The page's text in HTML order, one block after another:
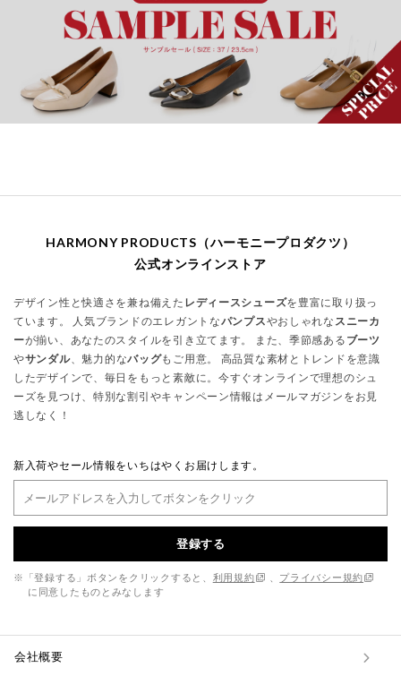
HARMONY PRODUCTS（ハーモニープロダクツ）
公式オンラインストア
デザイン性と快適さを兼ね備えた レディースシューズを豊富に取り扱っ
ています。 人気ブランドのエレガントなパンプスやおしゃれな スニーカ
ーが揃い、あなたのスタイルを引き立てます。 また、季節感ある ブーツ
やサンダル、魅力的なバッグもご用意。 高品質な素材とトレンドを意識
したデザインで、毎日をもっと素敵に。今すぐオンラインで理想のシュ
ーズを見つけ、特別な割引やキャンペーン情報はメールマガジンをお見
逃しなく！
新入荷やセール情報をいちはやくお届けします。
登録する
※「登録する」ボタンをクリックすると、 利用規約
プライバシー規約
に同意したものとみなします
会社概要